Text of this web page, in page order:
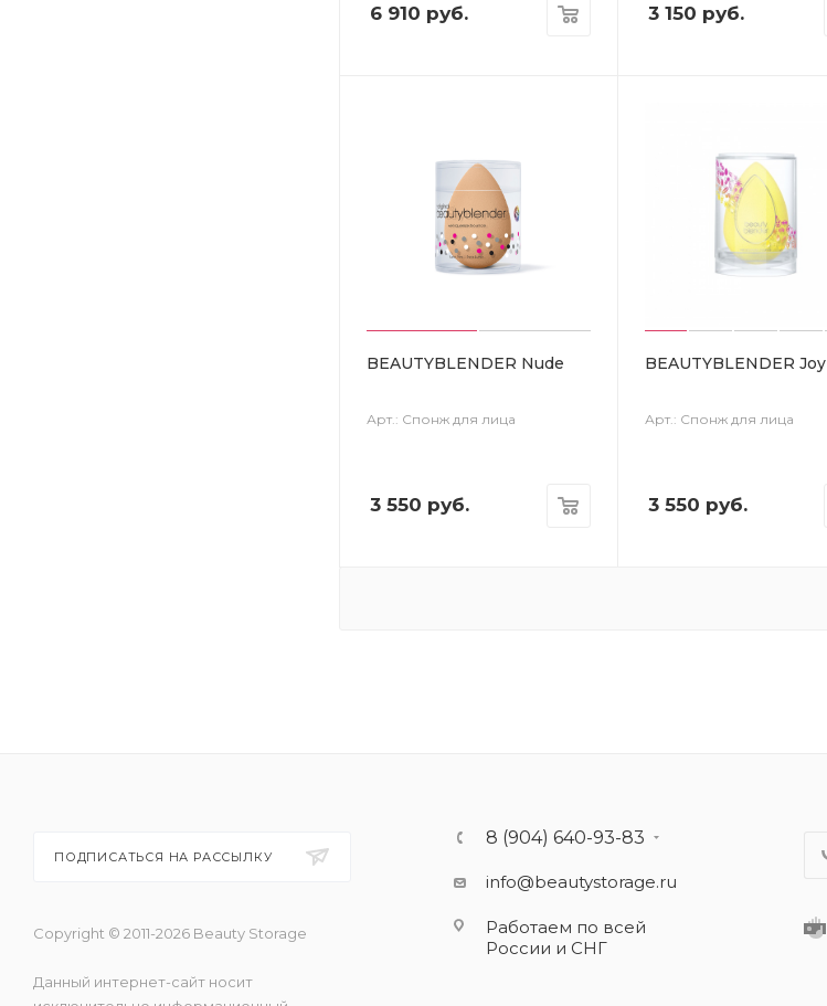
6 910 руб. 3 150 руб.
BEAUTYBLENDER Nude
Арт.: Спонж для лица
3 550 руб.
BEAUTYBLENDER Joy
Арт.: Спонж для лица
3 550 руб.
ПОДПИСАТЬСЯ НА РАССЫЛКУ
Copyright © 2011-2026 Beauty Storage
Данный интернет-сайт носит
8 (904) 640-93-83
info@beautystorage.ru
Работаем по всей
России и СНГ